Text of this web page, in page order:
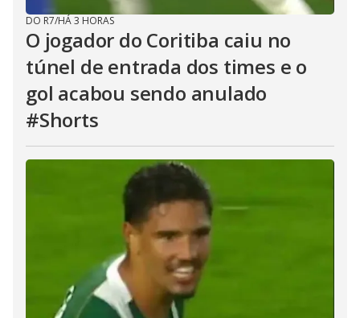
DO R7/HÁ 3 HORAS
O jogador do Coritiba caiu no
túnel de entrada dos times e o
gol acabou sendo anulado
#Shorts